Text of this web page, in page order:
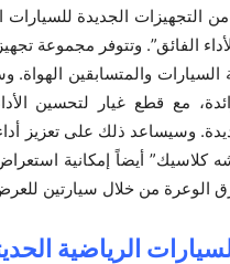
التجهيزات الجديدة
الفائق”. وتتوفر مجموعة
السيارات والمتسابقين
مع قطع غيار لتحسين
وسيساعد ذلك على تعزيز
كلاسيك” أيضاً إمكانية
الوعرة من خلال سيارتين
الرياضية